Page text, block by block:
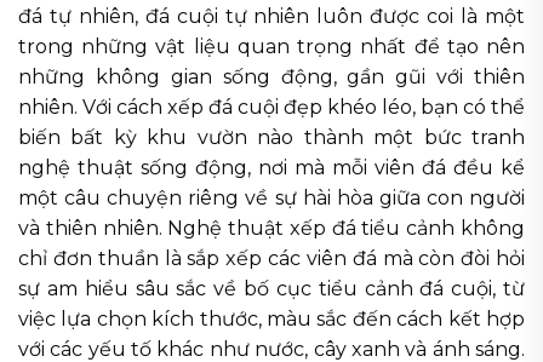
đá tự nhiên, đá cuội tự nhiên luôn được coi là một
trong những vật liệu quan trọng nhất để tạo nên
những không gian sống động, gần gũi với thiên
nhiên. Với cách xếp đá cuội đẹp khéo léo, bạn có thể
biến bất kỳ khu vườn nào thành một bức tranh
nghệ thuật sống động, nơi mà mỗi viên đá đều kể
một câu chuyện riêng về sự hài hòa giữa con người
và thiên nhiên. Nghệ thuật xếp đá tiểu cảnh không
chỉ đơn thuần là sắp xếp các viên đá mà còn đòi hỏi
sự am hiểu sâu sắc về bố cục tiểu cảnh đá cuội, từ
việc lựa chọn kích thước, màu sắc đến cách kết hợp
với các yếu tố khác như nước, cây xanh và ánh sáng.